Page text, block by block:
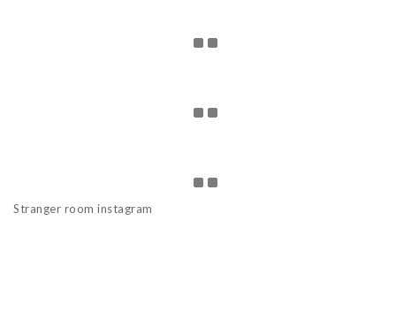
Stranger room instagram